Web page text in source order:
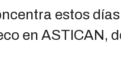
estos
en ASTICAN,